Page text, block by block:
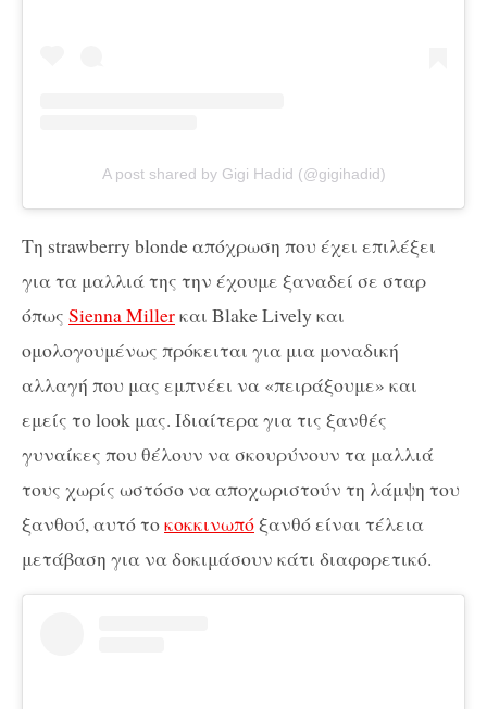
A post shared by Gigi Hadid (@gigihadid)
Τη strawberry blonde απόχρωση που έχει επιλέξει
για τα μαλλιά της την έχουμε ξαναδεί σε σταρ
όπως Sienna Millerκαι Blake Lively και
ομολογουμένως πρόκειται για μια μοναδική
αλλαγή που μας εμπνέει να «πειράξουμε» και
εμείς το look μας. Ιδιαίτερα για τις ξανθές
γυναίκες που θέλουν να σκουρύνουν τα μαλλιά
τους χωρίς ωστόσο να αποχωριστούν τη λάμψη του
ξανθού, αυτό τοκοκκινωπόξανθό είναι τέλεια
μετάβαση για να δοκιμάσουν κάτι διαφορετικό.